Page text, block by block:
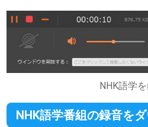
NHK語学
NHK語学番組の録音を